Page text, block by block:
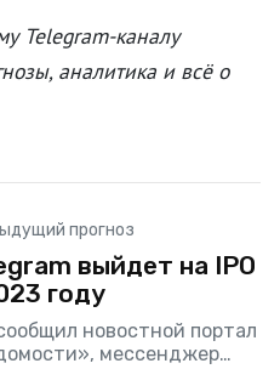
Telegram-каналу
аналитика и всё о
прогноз
выйдет на IPO
году
новостной портал
мессенджер